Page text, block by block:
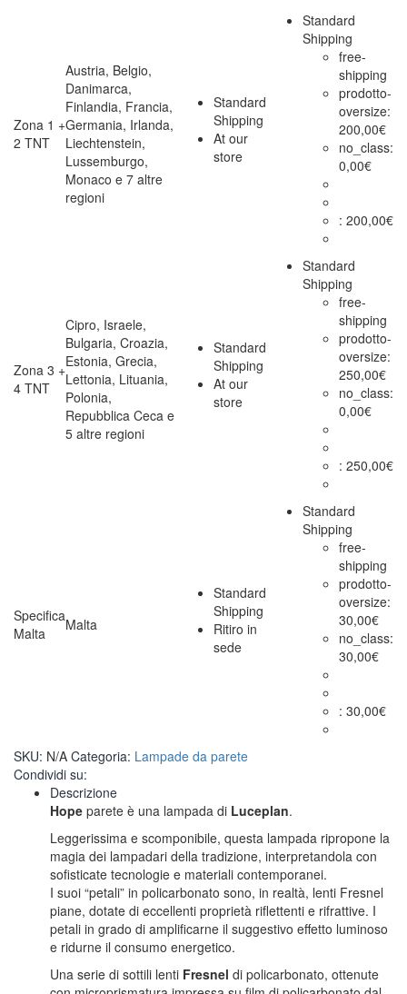
Zona 1 +
2 TNT
Austria, Belgio,
Danimarca,
Finlandia, Francia,
Germania, Irlanda,
Liechtenstein,
Lussemburgo,
Monaco e 7 altre
regioni
Standard
Shipping
At our
store
Standard
Shipping
free-
shipping
prodotto-
oversize:
200,00€
no_class:
0,00€
: 200,00€
Zona 3 +
4 TNT
Cipro, Israele,
Bulgaria, Croazia,
Estonia, Grecia,
Lettonia, Lituania,
Polonia,
Repubblica Ceca e
5 altre regioni
Standard
Shipping
At our
store
Standard
Shipping
free-
shipping
prodotto-
oversize:
250,00€
no_class:
0,00€
: 250,00€
Specifica
Malta
Malta
Standard
Shipping
Ritiro in
sede
Standard
Shipping
free-
shipping
prodotto-
oversize:
30,00€
no_class:
30,00€
: 30,00€
SKU: N/A Categoria: Lampade da parete
Condividi su:
Descrizione
Hope parete è una lampada di Luceplan.
Leggerissima e scomponibile, questa lampada ripropone la
magia dei lampadari della tradizione, interpretandola con
sofisticate tecnologie e materiali contemporanei.
I suoi “petali” in policarbonato sono, in realtà, lenti Fresnel
piane, dotate di eccellenti proprietà riflettenti e rifrattive. I
petali in grado di amplificarne il suggestivo effetto luminoso
e ridurne il consumo energetico.
Una serie di sottili lenti Fresnel di policarbonato, ottenute